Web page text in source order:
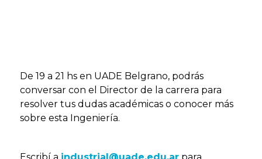
De 19 a 21 hs en UADE Belgrano, podrás
conversar con el Director de la carrera para
resolver tus dudas académicas o conocer más
sobre esta Ingeniería.